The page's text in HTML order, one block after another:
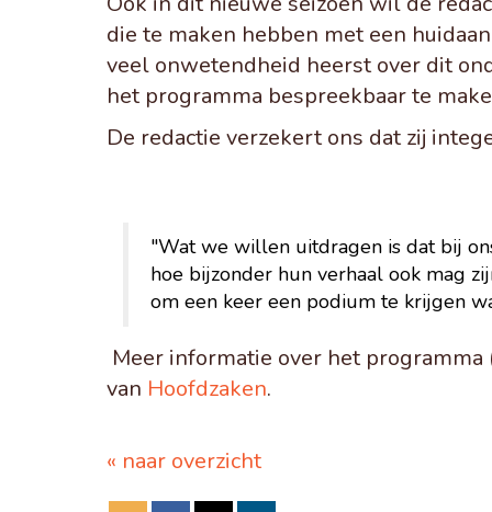
die te maken hebben met een
veel onwetendheid heerst over dit
het programma bespreekbaar te
De redactie verzekert ons dat zij
"Wat we willen uitdragen is dat bij
hoe bijzonder hun verhaal ook mag
om een keer een podium te krijgen
Meer informatie over het
van Hoofdzaken.
« naar overzicht